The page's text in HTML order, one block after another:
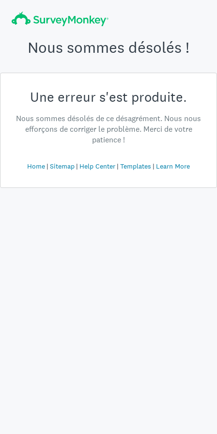
Nous sommes désolés !
Une erreur s'est produite.
Nous sommes désolés de ce désagrément. Nous nous
efforçons de corriger le problème. Merci de votre
patience !
Home Sitemap Help Center Templates Learn More